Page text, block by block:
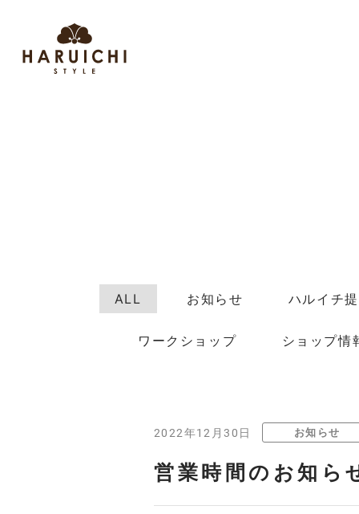
ALL お知らせ ハルイチ
ワークショップ ショップ情
2022年12月30日 お知らせ
営業時間のお知ら